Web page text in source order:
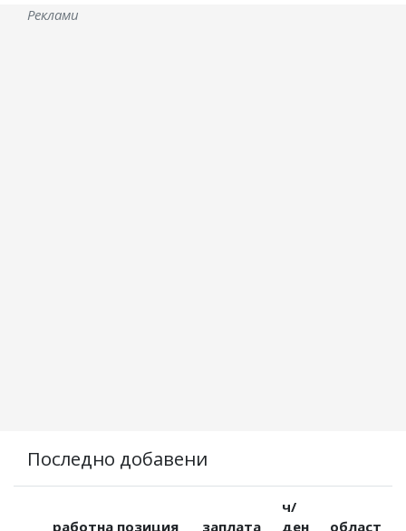
Реклами
Последно добавени
работна позиция заплата
ч/
ден
област